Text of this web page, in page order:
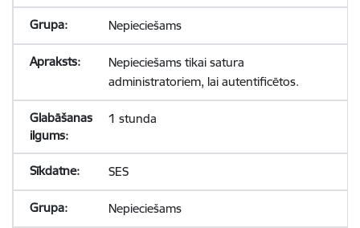
Nepieciešams
Nepieciešams tikai satura
administratoriem, lai autentificētos.
1 stunda
SES
Nepieciešams